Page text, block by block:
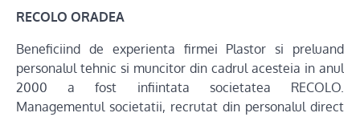
RECOLO ORADEA
Beneficiind de experienta firmei Plastor si preluand
personalul tehnic si muncitor din cadrul acesteia in anul
2000 a fost infiintata societatea RECOLO.
Managementul societatii, recrutat din personalul direct